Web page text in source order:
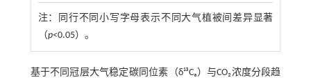
注：
同行不同小写字母表示不同大气植被间差异显著
（p<0.05）。
基于不同冠层大气稳定碳同位素（δ¹³Cₐ）与CO₂浓度分段趋